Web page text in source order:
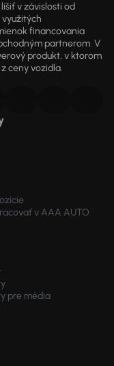
v závislosti od
financovania
partnerom. V
produkt, v ktorom
ceny vozidla.
v AAA AUTO
pre média